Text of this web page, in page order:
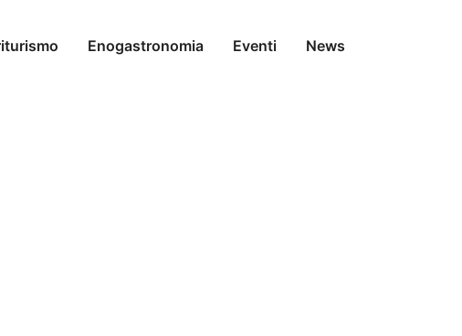
Enogastronomia Eventi News